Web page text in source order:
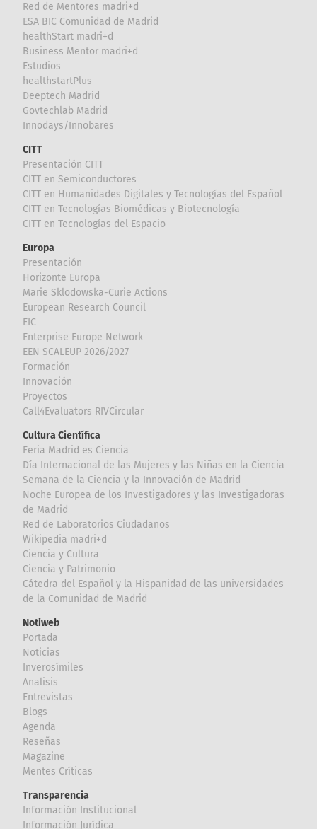
Red de Mentores madri+d
ESA BIC Comunidad de Madrid
healthStart madri+d
Business Mentor madri+d
Estudios
healthstartPlus
Deeptech Madrid
Govtechlab Madrid
Innodays/Innobares
CITT
Presentación CITT
CITT en Semiconductores
CITT en Humanidades Digitales y Tecnologías del Español
CITT en Tecnologías Biomédicas y Biotecnología
CITT en Tecnologías del Espacio
Europa
Presentación
Horizonte Europa
Marie Sklodowska-Curie Actions
European Research Council
EIC
Enterprise Europe Network
EEN SCALEUP 2026/2027
Formación
Innovación
Proyectos
Call4Evaluators RIVCircular
Cultura Científica
Feria Madrid es Ciencia
Día Internacional de las Mujeres y las Niñas en la Ciencia
Semana de la Ciencia y la Innovación de Madrid
Noche Europea de los Investigadores y las Investigadoras
de Madrid
Red de Laboratorios Ciudadanos
Wikipedia madri+d
Ciencia y Cultura
Ciencia y Patrimonio
Cátedra del Español y la Hispanidad de las universidades
de la Comunidad de Madrid
Notiweb
Portada
Noticias
Inverosímiles
Analisis
Entrevistas
Blogs
Agenda
Reseñas
Magazine
Mentes Críticas
Transparencia
Información Institucional
Información Jurídica